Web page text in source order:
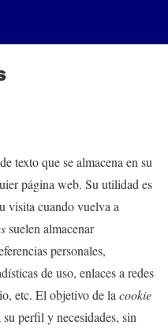
texto que se almacena en su
página web. Su utilidad es
visita cuando vuelva a
suelen almacenar
personales,
de uso, enlaces a redes
etc. El objetivo de la cookie
perfil y necesidades, sin